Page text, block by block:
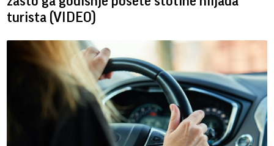
turista (VIDEO)